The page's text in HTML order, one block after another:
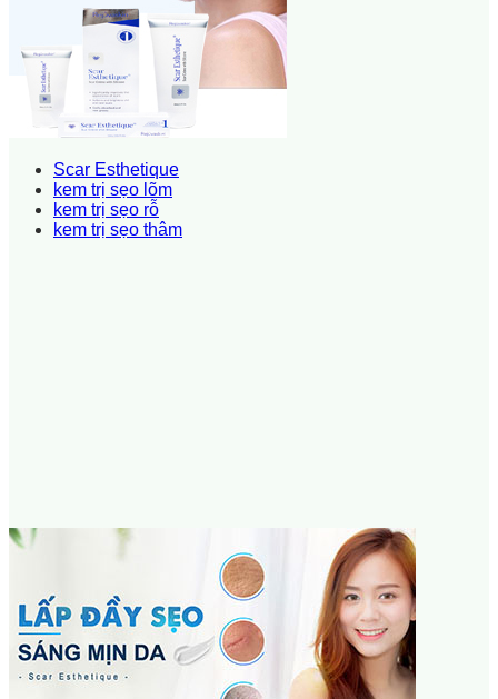
Scar Esthetique
kem trị sẹo lõm
kem trị sẹo rỗ
kem trị sẹo thâm